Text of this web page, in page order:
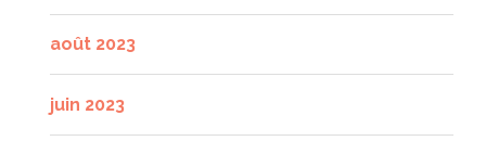
août 2023
juin 2023